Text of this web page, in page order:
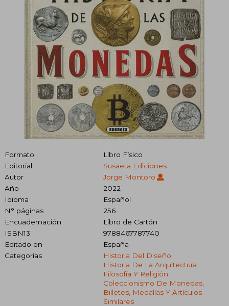
Formato
Libro Físico
Editorial
Susaeta Ediciones
Autor
Jorge Montoro
Año
2022
Idioma
Español
N° páginas
256
Encuadernación
Libro de Cartón
ISBN13
9788467787740
Editado en
España
Categorías
Historia Del Diseño
Historia De La Arquitectura
Filosofía Y Religión
Coleccionismo De Monedas,
Billetes, Medallas Y Artículos
Similares